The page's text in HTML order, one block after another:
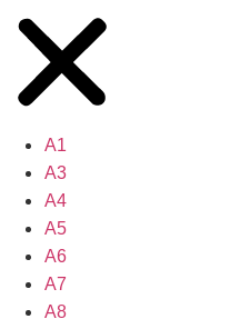
A1
A3
A4
A5
A6
A7
A8